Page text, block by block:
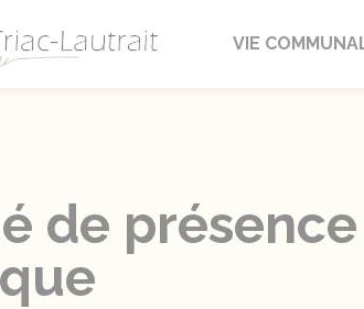
Triac-Lautrait
VIE
de